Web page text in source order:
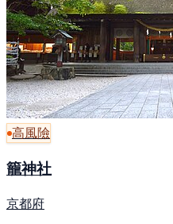
高風險
籠神社
京都府